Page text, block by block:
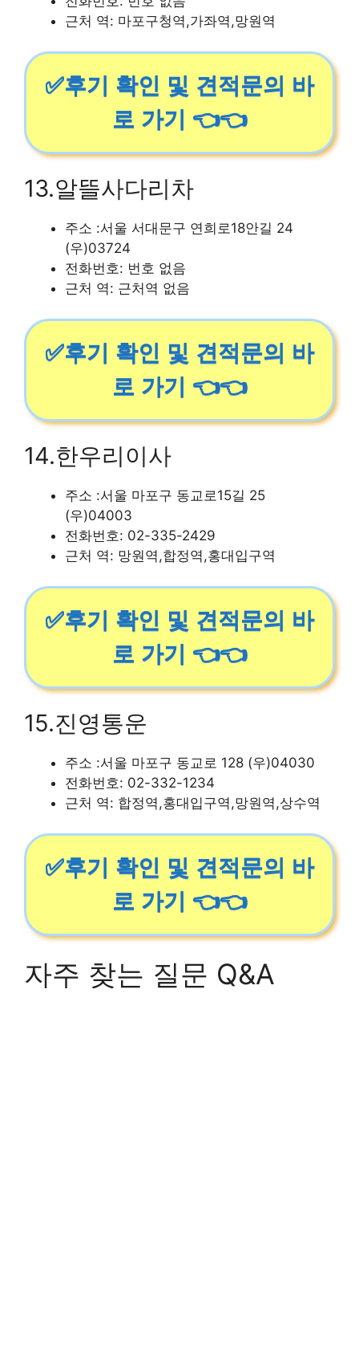
근처 역: 마포구청역,가좌역,망원역
✅후기 확인 및 견적문의 바
로 가기 👈👈
13.알뜰사다리차
주소 :서울 서대문구 연희로18안길 24
(우)03724
전화번호: 번호 없음
근처 역: 근처역 없음
✅후기 확인 및 견적문의 바
로 가기 👈👈
14.한우리이사
주소 :서울 마포구 동교로15길 25
(우)04003
전화번호: 02-335-2429
근처 역: 망원역,합정역,홍대입구역
✅후기 확인 및 견적문의 바
로 가기 👈👈
15.진영통운
주소 :서울 마포구 동교로 128 (우)04030
전화번호: 02-332-1234
근처 역: 합정역,홍대입구역,망원역,상수역
✅후기 확인 및 견적문의 바
로 가기 👈👈
자주 찾는 질문 Q&A